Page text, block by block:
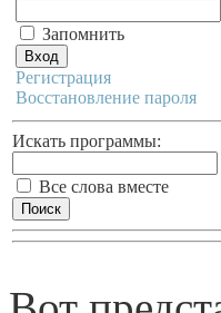
Запомнить
Регистрация
Восстановление пароля
Искать программы:
Все слова вместе